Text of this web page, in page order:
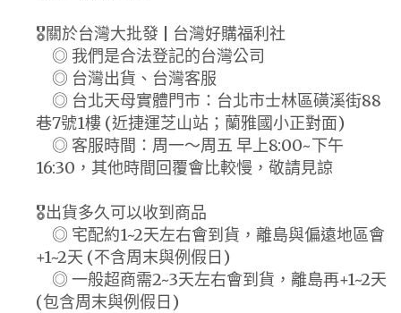
🎖️關於台灣大批發 | 台灣好購福利社
◎ 我們是合法登記的台灣公司
◎ 台灣出貨、台灣客服
◎ 台北天母實體門市：台北市士林區磺溪街88
巷7號1樓 (近捷運芝山站；蘭雅國小正對面)
◎ 客服時間：周一～周五 早上8:00~下午
16:30，其他時間回覆會比較慢，敬請見諒
🎖️出貨多久可以收到商品
◎ 宅配約1~2天左右會到貨，離島與偏遠地區會
+1~2天 (不含周末與例假日)
◎ 一般超商需2~3天左右會到貨，離島再+1~2天
(包含周末與例假日)